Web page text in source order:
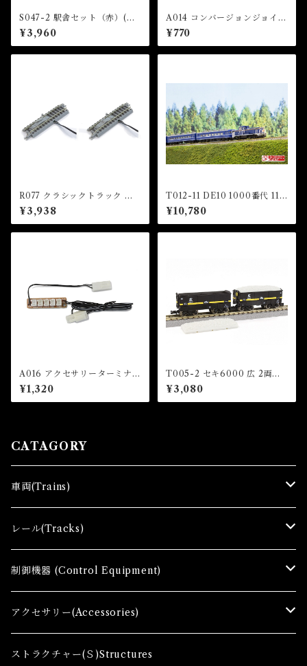
S047-2 駅舎セット（赤）(TR
AIN STATION SET (RED))
¥3,960
A014 コンバージョンジョイナ
ー(2個入) (Conversion Join
er x 2 pcs)
¥770
R077 クラシックトラック 電
動アンカプラーレール ヨーロ
ッパ型カプラー アーノルドカ
プラー兼用 (CLASSIC TRAC
¥3,938
T012-11 DE10 1000番代 110
9号機 青色 東武鉄道DL「大
樹」 (DE10 1000 Number 11
09 Blue TOBU Railway D
¥10,780
A016 アクセサリーターミナル
(Accessory Power Termin
al)
¥1,320
T005-2 セキ6000 広 2両セ
ット (SEKI 6000 Hiro Set)
¥3,080
CATAGORY
車両(Trains)
Ｚゲージ車両(Ｔ) Zgauge Trains
Ｚゲージスターターセット(G) Z Starter sets
Zゲージファーストセット(E) Z First Sets
レール(Tracks)
レール(R)Tracks
レールセット(R) Track Sets
レール関連商品(Track related goods)
制御機器 (Control Equipment)
制御機器（Ｃ＆ＲＣ）Control Equipment
制御機器（Ａ）Control Accessory
アクセサリー(Accessories)
アクセサリー(A) Accessories
ストラクチャー(Ｓ)Structures